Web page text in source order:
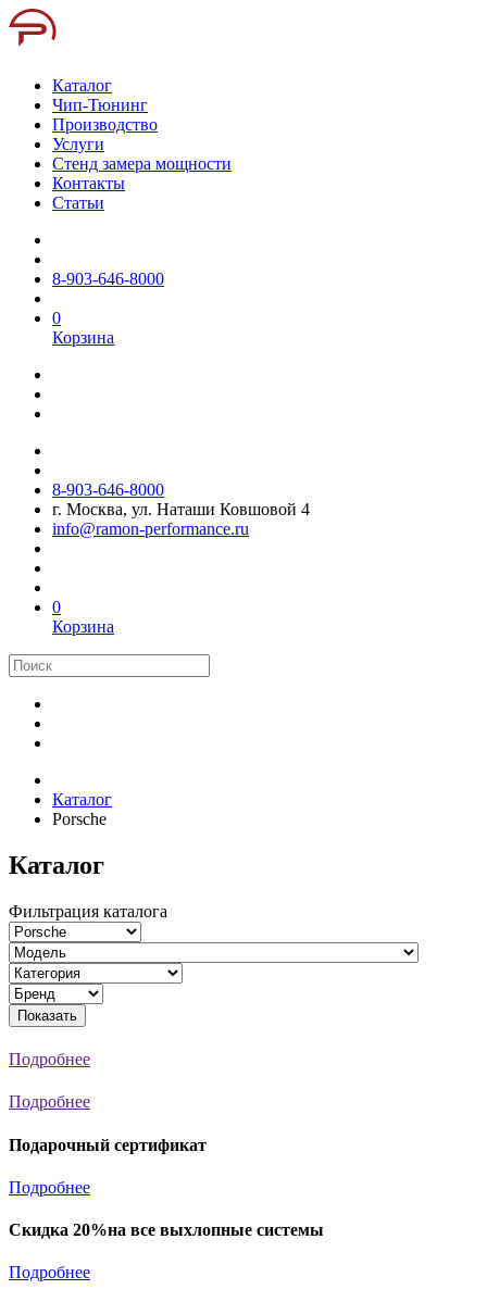
Каталог
Чип-Тюнинг
Производство
Услуги
Стенд замера мощности
Контакты
Статьи
8-903-646-8000
0
Корзина
8-903-646-8000
г. Москва, ул. Наташи Ковшовой 4
info@ramon-performance.ru
0
Корзина
Каталог
Porsche
Каталог
Фильтрация каталога
Показать
Подробнее
Подробнее
Подарочный сертификат
Подробнее
Скидка 20%на все выхлопные системы
Подробнее